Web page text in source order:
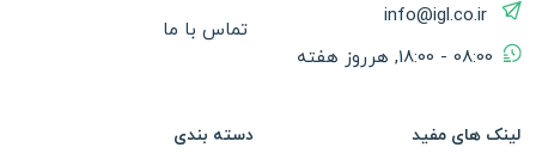
info@igl.co.ir
08:00 - 18:00, هرروز هفته
تماس با ما
لینک های مفید دسته بندی